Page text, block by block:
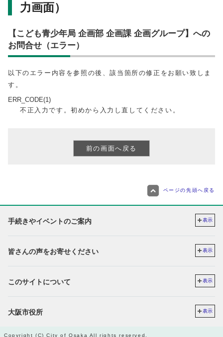
力画面）
【こども青少年局 企画部 企画課 企画グループ】への
お問合せ（エラー）
以下のエラー内容を参照の後、該当箇所の修正をお願い致しま
す。
ERR_CODE(1)
不正入力です。初めから入力し直してください。
ページの先頭へ戻る
手続きやイベントのご案内 表示
皆さんの声をお寄せください 表示
このサイトについて 表示
大阪市役所 表示
Copyright (C) City of Osaka All rights reserved.